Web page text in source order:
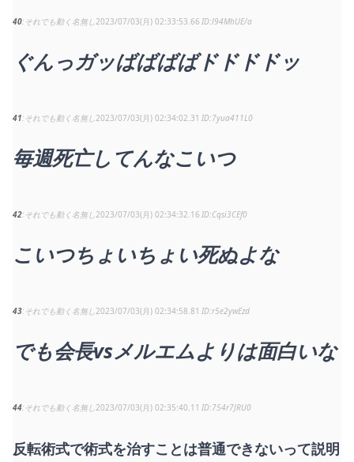
40 それでも動く名無し2023/07/03(月) 02:33:53.66 l94MhUE/a
ぐんっガッばばばばドドドドッ
41 それでも動く名無し2023/07/03(月) 02:34:02.31 7yua411L0
毎週死亡してんなこいつ
42 それでも動く名無し2023/07/03(月) 02:34:32.16 Cqsi3CEf0
こいつちょいちょい死ぬよな
43 それでも動く名無し2023/07/03(月) 02:34:58.81 r5e2ywEzd
でも会長vsメルエムよりは面白いな
44 それでも動く名無し2023/07/03(月) 02:35:40.11 754r7JRU0
反転術式で術式を治すことは普通できないって説明